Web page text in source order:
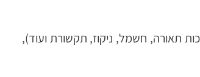
תאורה, חשמל, ניקוז, תקשורת ועוד),